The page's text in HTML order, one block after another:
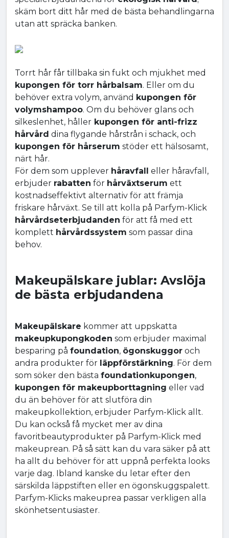
skäm bort ditt hår med de bästa behandlingarna
utan att spräcka banken.
Torrt hår får tillbaka sin fukt och mjukhet med
kupongen för torr hårbalsam. Eller om du
behöver extra volym, använd kupongen för
volymshampoo. Om du behöver glans och
silkeslenhet, håller kupongen för anti-frizz
hårvård dina flygande hårstrån i schack, och
kupongen för hårserum stöder ett hälsosamt,
närt hår.
För dem som upplever håravfall
eller håravfall,
erbjuder rabatten för hårväxtserum ett
kostnadseffektivt alternativ för att främja
friskare hårväxt. Se till att kolla på Parfym-Klick
hårvårdseterbjudanden för att få med ett
komplett hårvårdssystem som passar dina
behov.
Makeupälskare jublar: Avslöja
de bästa erbjudandena
Makeupälskare kommer att uppskatta
makeupkupongkoden som erbjuder maximal
besparing på foundation, ögonskuggor och
andra produkter för läppförstärkning. För dem
som söker den bästa foundationkupongen,
kupongen för makeupborttagning eller vad
du än behöver för att slutföra din
makeupkollektion, erbjuder Parfym-Klick allt.
Du kan också få mycket mer av dina
favoritbeautyprodukter på Parfym-Klick med
makeuprean. På så sätt kan du vara säker på att
ha allt du behöver för att uppnå perfekta looks
varje dag. Ibland kanske du letar efter den
särskilda läppstiften eller en ögonskuggspalett.
Parfym-Klicks makeuprea passar verkligen alla
skönhetsentusiaster.